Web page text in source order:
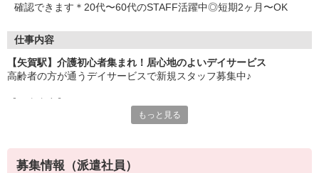
確認できます＊20代〜60代のSTAFF活躍中◎短期2ヶ月〜OK
仕事内容
【矢賀駅】介護初心者集まれ！居心地のよいデイサービス
高齢者の方が通うデイサービスで新規スタッフ募集中♪
・レクリエーションの運営 など
もっと見る
募集情報（派遣社員）